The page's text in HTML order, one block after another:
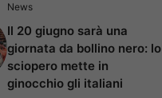
News
Il 20 giugno sarà una
giornata da bollino nero: lo
sciopero mette in
ginocchio gli italiani